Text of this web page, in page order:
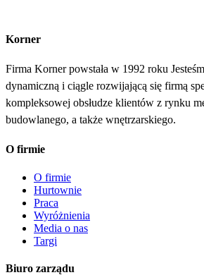
Korner
Firma Korner powstała w 1992 roku
dynamiczną i ciągle rozwijającą się firmą
kompleksowej obsłudze klientów z rynku
budowlanego, a także wnętrzarskiego.
O firmie
O firmie
Hurtownie
Praca
Wyróżnienia
Media o nas
Targi
Biuro zarządu